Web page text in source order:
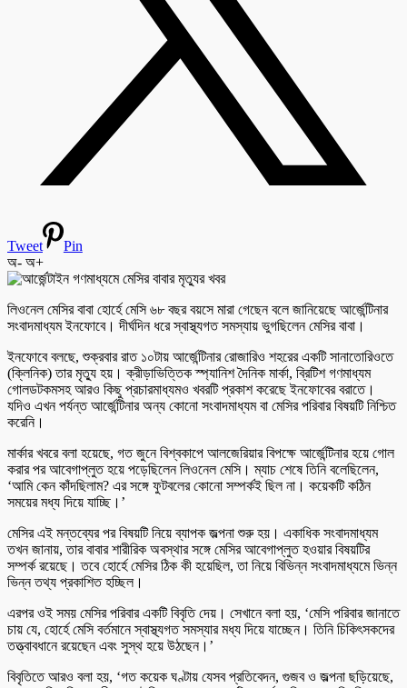
Tweet
Pin
অ- অ+
লিওনেল মেসির বাবা হোর্হে মেসি ৬৮ বছর বয়সে মারা গেছেন বলে জানিয়েছে আর্জেন্টিনার
সংবাদমাধ্যম ইনফোবে। দীর্ঘদিন ধরে স্বাস্থ্যগত সমস্যায় ভুগছিলেন মেসির বাবা।
ইনফোবে বলছে, শুক্রবার রাত ১০টায় আর্জেন্টিনার রোজারিও শহরের একটি সানাতোরিওতে
(ক্লিনিক) তার মৃত্যু হয়। ক্রীড়াভিত্তিক স্প্যানিশ দৈনিক মার্কা, ব্রিটিশ গণমাধ্যম
গোলডটকমসহ আরও কিছু প্রচারমাধ্যমও খবরটি প্রকাশ করেছে ইনফোবের বরাতে।
যদিও এখন পর্যন্ত আর্জেন্টিনার অন্য কোনো সংবাদমাধ্যম বা মেসির পরিবার বিষয়টি নিশ্চিত
করেনি।
মার্কার খবরে বলা হয়েছে, গত জুনে বিশ্বকাপে আলজেরিয়ার বিপক্ষে আর্জেন্টিনার হয়ে গোল
করার পর আবেগাপ্লুত হয়ে পড়েছিলেন লিওনেল মেসি। ম্যাচ শেষে তিনি বলেছিলেন,
‘আমি কেন কাঁদছিলাম? এর সঙ্গে ফুটবলের কোনো সম্পর্কই ছিল না। কয়েকটি কঠিন
সময়ের মধ্য দিয়ে যাচ্ছি।’
মেসির এই মন্তব্যের পর বিষয়টি নিয়ে ব্যাপক জল্পনা শুরু হয়। একাধিক সংবাদমাধ্যম
তখন জানায়, তার বাবার শারীরিক অবস্থার সঙ্গে মেসির আবেগাপ্লুত হওয়ার বিষয়টির
সম্পর্ক রয়েছে। তবে হোর্হে মেসির ঠিক কী হয়েছিল, তা নিয়ে বিভিন্ন সংবাদমাধ্যমে ভিন্ন
ভিন্ন তথ্য প্রকাশিত হচ্ছিল।
এরপর ওই সময় মেসির পরিবার একটি বিবৃতি দেয়। সেখানে বলা হয়, ‘মেসি পরিবার জানাতে
চায় যে, হোর্হে মেসি বর্তমানে স্বাস্থ্যগত সমস্যার মধ্য দিয়ে যাচ্ছেন। তিনি চিকিৎসকদের
তত্ত্বাবধানে রয়েছেন এবং সুস্থ হয়ে উঠছেন।’
বিবৃতিতে আরও বলা হয়, ‘গত কয়েক ঘণ্টায় যেসব প্রতিবেদন, গুজব ও জল্পনা ছড়িয়েছে,